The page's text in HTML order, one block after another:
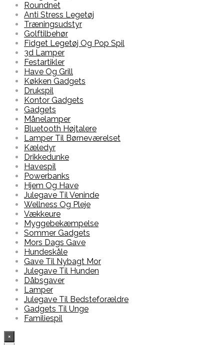
Roundnet
Anti Stress Legetøj
Træningsudstyr
Golftilbehør
Fidget Legetøj Og Pop Spil
3d Lamper
Festartikler
Have Og Grill
Køkken Gadgets
Drukspil
Kontor Gadgets
Gadgets
Månelamper
Bluetooth Højtalere
Lamper Til Børneværelset
Kæledyr
Drikkedunke
Havespil
Powerbanks
Hjem Og Have
Julegave Til Veninde
Wellness Og Pleje
Vækkeure
Myggebekæmpelse
Sommer Gadgets
Mors Dags Gave
Hundeskåle
Gave Til Nybagt Mor
Julegave Til Hunden
Dåbsgaver
Lamper
Julegave Til Bedsteforældre
Gadgets Til Unge
Familiespil
×